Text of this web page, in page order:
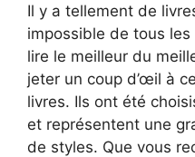
Il y a tellement de
impossible de tous
lire le meilleur du
jeter un coup d’œil à
livres. Ils ont été
et représentent une
de styles. Que vous